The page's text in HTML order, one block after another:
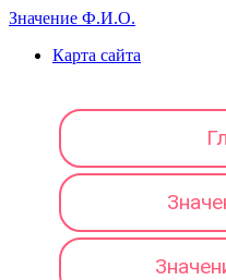
Значение Ф.И.О.
Карта сайта